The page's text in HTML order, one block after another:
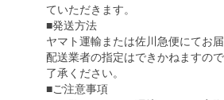
ていただきます。
■発送方法
ヤマト運輸または佐川急便にてお届
配送業者の指定はできかねますの
了承ください。
■ご注意事項